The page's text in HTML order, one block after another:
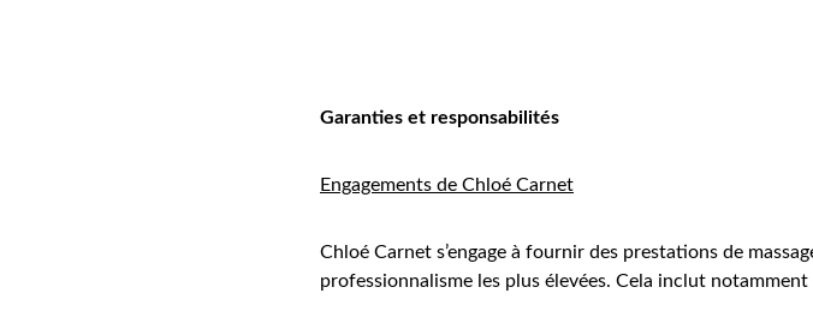
Garanties et responsabilités
Engagements de Chloé Carnet
Chloé Carnet s’engage à fournir des prestations de
professionnalisme les plus élevées. Cela inclut notamment